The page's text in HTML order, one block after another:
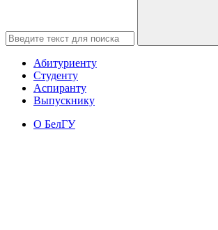
Абитуриенту
Студенту
Аспиранту
Выпускнику
О БелГУ